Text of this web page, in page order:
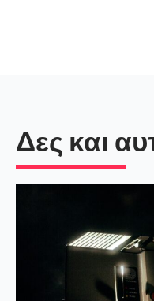
Δες και